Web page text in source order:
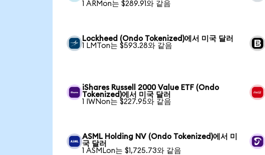
1 ARMon는 $289.91와 같음
Lockheed (Ondo Tokenized)에서 미국 달러
1 LMTon는 $593.28와 같음
iShares Russell 2000 Value ETF (Ondo
Tokenized)에서 미국 달러
1 IWNon는 $227.95와 같음
ASML Holding NV (Ondo Tokenized)에서 미
국 달러
1 ASMLon는 $1,725.73와 같음